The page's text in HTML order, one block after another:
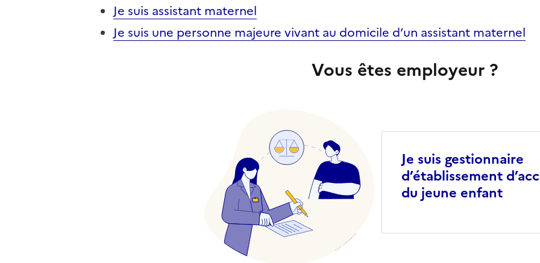
Je suis assistant maternel
Je suis une personne majeure vivant au domicile d’un assistant maternel
Vous êtes employeur ?
Je suis gestionnaire
d’établissement
du jeune enfant